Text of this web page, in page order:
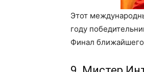
Этот
году
Финал ближайшего